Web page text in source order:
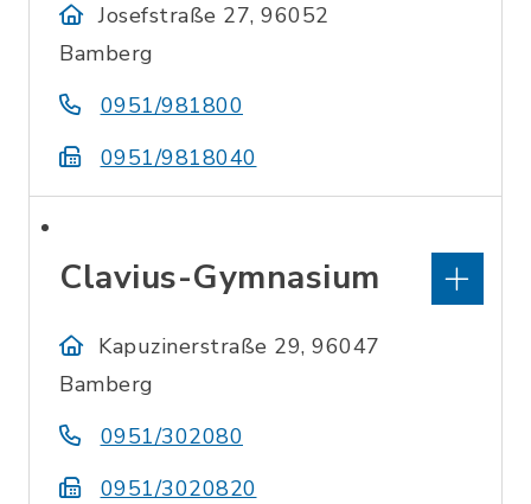
Josefstraße 27, 96052
Bamberg
0951/981800
0951/9818040
Clavius-Gymnasium
Kapuzinerstraße 29, 96047
Bamberg
0951/302080
0951/3020820